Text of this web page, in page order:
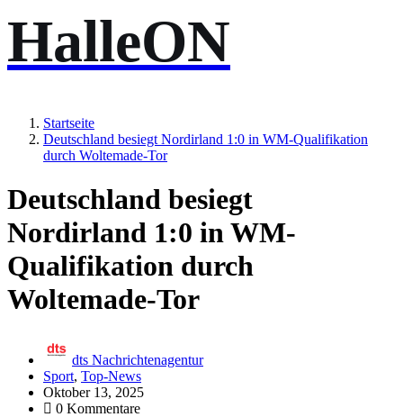
HalleON
Startseite
Deutschland besiegt Nordirland 1:0 in WM-Qualifikation
durch Woltemade-Tor
Deutschland besiegt
Nordirland 1:0 in WM-
Qualifikation durch
Woltemade-Tor
dts Nachrichtenagentur
Sport, Top-News
Oktober 13, 2025
0 Kommentare